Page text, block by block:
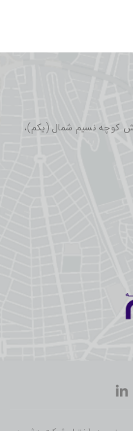
کوچه نسیم شمال (یکم)،